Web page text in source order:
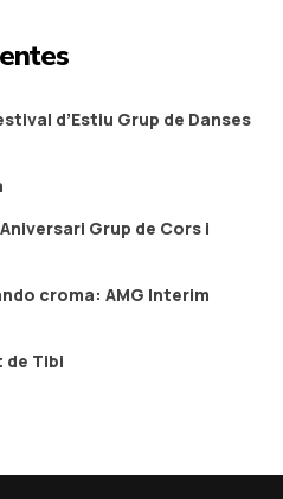
d’Estiu Grup de Danses
Grup de Cors i
croma: AMG Interim
de Tibi